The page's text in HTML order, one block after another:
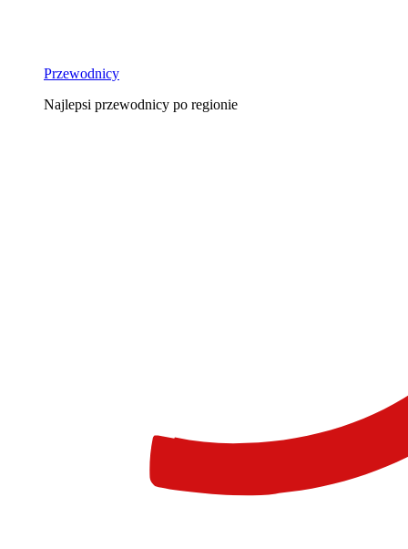
Przewodnicy
Najlepsi przewodnicy po regionie